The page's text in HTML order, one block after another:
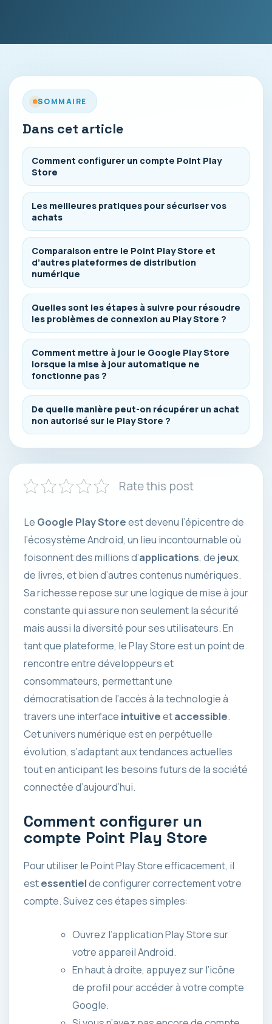
SOMMAIRE
Dans cet article
Comment configurer un compte Point Play
Store
Les meilleures pratiques pour sécuriser vos
achats
Comparaison entre le Point Play Store et
d’autres plateformes de distribution
numérique
Quelles sont les étapes à suivre pour résoudre
les problèmes de connexion au Play Store ?
Comment mettre à jour le Google Play Store
lorsque la mise à jour automatique ne
fonctionne pas ?
De quelle manière peut-on récupérer un achat
non autorisé sur le Play Store ?
Rate this post
Le Google Play Storeest devenu l’épicentre de
l’écosystème Android, un lieu incontournable où
foisonnent des millions d’applications, de jeux,
de livres, et bien d’autres contenus numériques.
Sa richesse repose sur une logique de mise à jour
constante qui assure non seulement la sécurité
mais aussi la diversité pour ses utilisateurs. En
tant que plateforme, le Play Store est un point de
rencontre entre développeurs et
consommateurs, permettant une
démocratisation de l’accès à la technologie à
travers une interface intuitiveetaccessible.
Cet univers numérique est en perpétuelle
évolution, s’adaptant aux tendances actuelles
tout en anticipant les besoins futurs de la société
connectée d’aujourd’hui.
Comment configurer un
compte Point Play Store
Pour utiliser le Point Play Store efficacement, il
estessentielde configurer correctement votre
compte. Suivez ces étapes simples:
Ouvrez l’application Play Store sur
votre appareil Android.
En haut à droite, appuyez sur l’icône
de profil pour accéder à votre compte
Google.